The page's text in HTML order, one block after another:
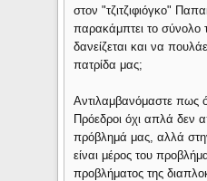
στον "τζιτζιφιόγκο"
παρακάμπτει το σύνολο
δανείζεται και να
πατρίδα μας;
Αντιλαμβανόμαστε πως
Πρόεδροι όχι απλά δεν
πρόβλημά μας, αλλά
είναι μέρος του
προβλήματος της